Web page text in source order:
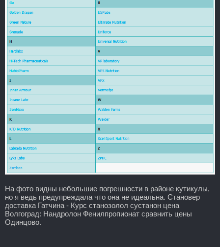
На фото видны небольшие погрешности в районе кутикулы,
но я ведь предупреждала что она не идеальна. Становер
доставка Гатчина - Курс станозолол сустанон цена
Волгоград: Нандролон Фенилпропионат сравнить цены
Одинцово.